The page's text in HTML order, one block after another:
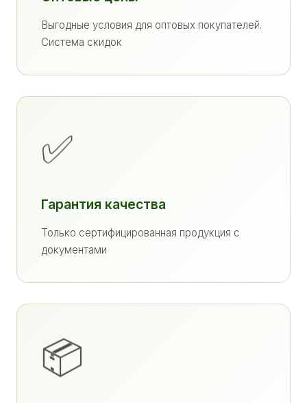
Выгодные условия для оптовых покупателей.
Система скидок
✅
Гарантия качества
Только сертифицированная продукция с
документами
📦